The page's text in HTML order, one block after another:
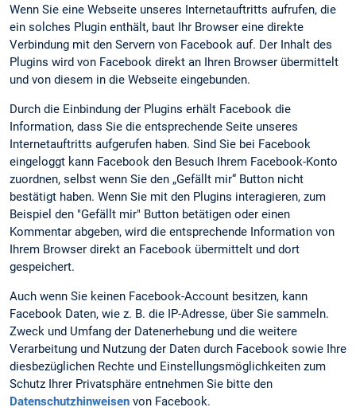
Wenn Sie eine Webseite unseres Internetauftritts aufrufen, die
ein solches Plugin enthält, baut Ihr Browser eine direkte
Verbindung mit den Servern von Facebook auf. Der Inhalt des
Plugins wird von Facebook direkt an Ihren Browser übermittelt
und von diesem in die Webseite eingebunden.
Durch die Einbindung der Plugins erhält Facebook die
Information, dass Sie die entsprechende Seite unseres
Internetauftritts aufgerufen haben. Sind Sie bei Facebook
eingeloggt kann Facebook den Besuch Ihrem Facebook-Konto
zuordnen, selbst wenn Sie den „Gefällt mir“ Button nicht
bestätigt haben. Wenn Sie mit den Plugins interagieren, zum
Beispiel den "Gefällt mir" Button betätigen oder einen
Kommentar abgeben, wird die entsprechende Information von
Ihrem Browser direkt an Facebook übermittelt und dort
gespeichert.
Auch wenn Sie keinen Facebook-Account besitzen, kann
Facebook Daten, wie z. B. die IP-Adresse, über Sie sammeln.
Zweck und Umfang der Datenerhebung und die weitere
Verarbeitung und Nutzung der Daten durch Facebook sowie Ihre
diesbezüglichen Rechte und Einstellungsmöglichkeiten zum
Schutz Ihrer Privatsphäre entnehmen Sie bitte den
Datenschutzhinweisen von Facebook.